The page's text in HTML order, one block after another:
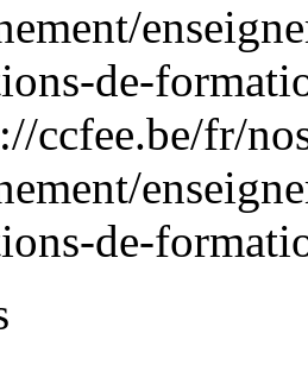
de-
ccfee.be/fr/
de-